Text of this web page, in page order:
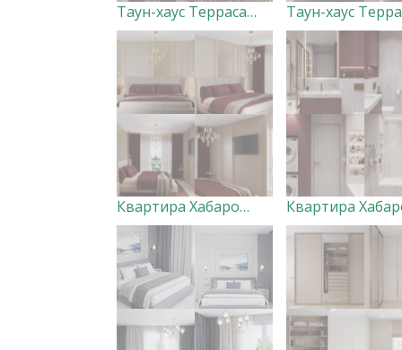
Таун-хаус Терраса Лофт 1 этаж
Квартира Хабаровск (мастер-спальня с санузлом и гардеробной)